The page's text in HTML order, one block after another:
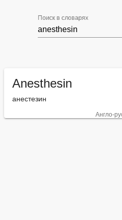
Поиск в словарях
Anesthesin
анестезин
Англо-